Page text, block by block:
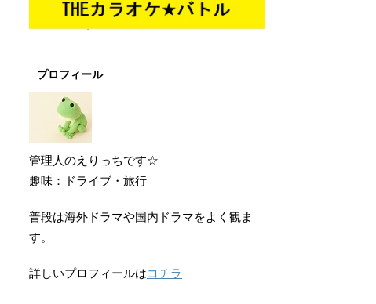
プロフィール
管理人のえりっちです☆
趣味：ドライブ・旅行
普段は海外ドラマや国内ドラマをよく観ま
す。
詳しいプロフィールはコチラ